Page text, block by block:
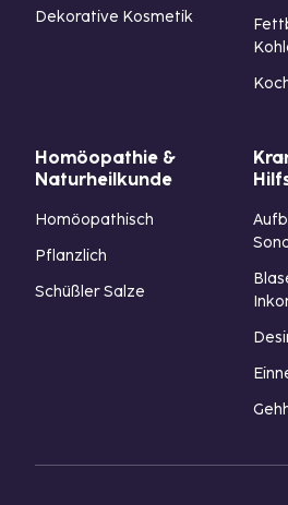
Dekorative Kosmetik
Homöopathie &
Naturheilkunde
Homöopathisch
Pflanzlich
Schüßler Salze